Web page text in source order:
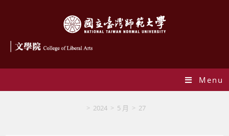
Menu
> 2024 > 5 月 > 27